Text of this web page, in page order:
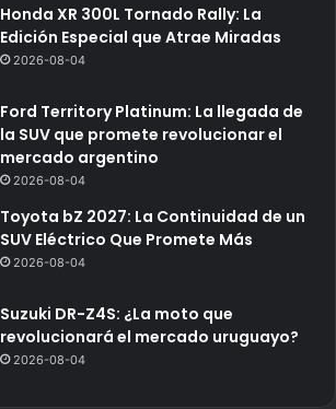
Honda XR 300L Tornado Rally: La
Edición Especial que Atrae Miradas
2026-08-04
Ford Territory Platinum: La llegada de
la SUV que promete revolucionar el
mercado argentino
2026-08-04
Toyota bZ 2027: La Continuidad de un
SUV Eléctrico Que Promete Más
2026-08-04
Suzuki DR-Z4S: ¿La moto que
revolucionará el mercado uruguayo?
2026-08-04